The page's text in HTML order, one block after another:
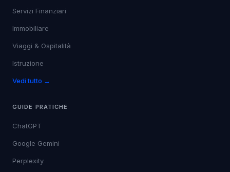
Servizi Finanziari
Immobiliare
Viaggi & Ospitalità
Istruzione
Vedi tutto →
GUIDE PRATICHE
ChatGPT
Google Gemini
Perplexity